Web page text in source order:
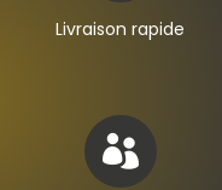
Livraison rapide
